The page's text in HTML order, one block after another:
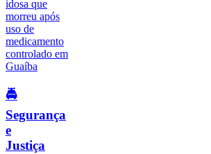
🚔
Segurança
e
Justiça